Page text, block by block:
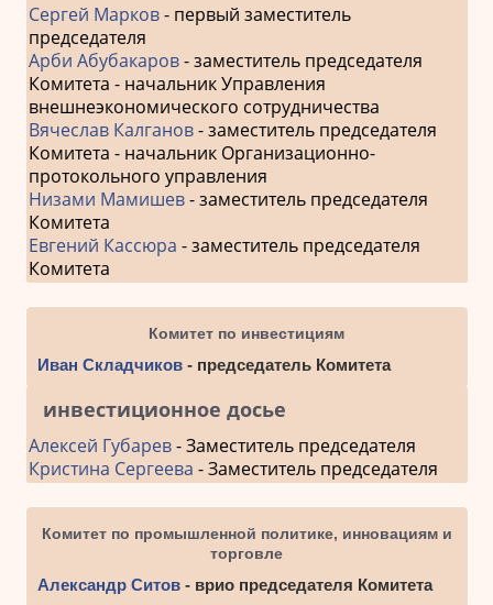
Сергей Марков- первый заместитель
председателя
Арби Абубакаров- заместитель председателя
Комитета - начальник Управления
внешнеэкономического сотрудничества
Вячеслав Калганов- заместитель председателя
Комитета - начальник Организационно-
протокольного управления
Низами Мамишев- заместитель председателя
Комитета
Евгений Кассюра - заместитель председателя
Комитета
Комитет по инвестициям
Иван Складчиков- председатель Комитета
инвестиционное досье
Алексей Губарев- Заместитель председателя
Кристина Сергеева - Заместитель председателя
Комитет по промышленной политике, инновациям и
торговле
Александр Ситов- врио председателя Комитета